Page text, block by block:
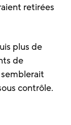
retirées
plus de
de
contrôle.